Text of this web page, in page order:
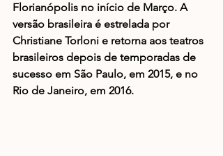
Florianópolis no início de Março. A
versão brasileira é estrelada por
Christiane Torloni e retorna aos teatros
brasileiros depois de temporadas de
sucesso em São Paulo, em 2015, e no
Rio de Janeiro, em 2016.